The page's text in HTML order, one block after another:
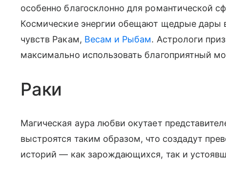
особенно благосклонно для романтической
Космические энергии обещают щедрые дары
чувств Ракам, Весам и Рыбам. Астрологи
максимально использовать благоприятный
Раки
Магическая аура любви окутает
выстроятся таким образом, что создадут
историй — как зарождающихся, так и